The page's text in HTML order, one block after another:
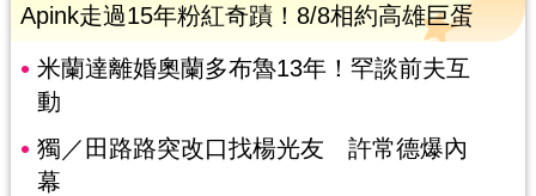
Apink走過15年粉紅奇蹟！8/8相約高雄巨蛋
米蘭達離婚奧蘭多布魯13年！罕談前夫互
動
獨／田路路突改口找楊光友 許常德爆內
幕